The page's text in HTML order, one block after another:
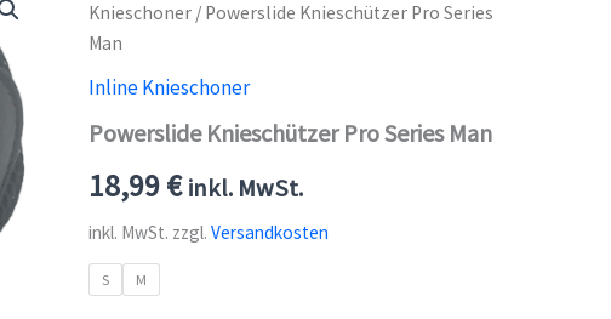
Knieschoner/ Powerslide Knieschützer Pro Series
Man
Inline Knieschoner
Powerslide Knieschützer Pro Series Man
18,99€ inkl. MwSt.
inkl. MwSt. zzgl. Versandkosten
S M